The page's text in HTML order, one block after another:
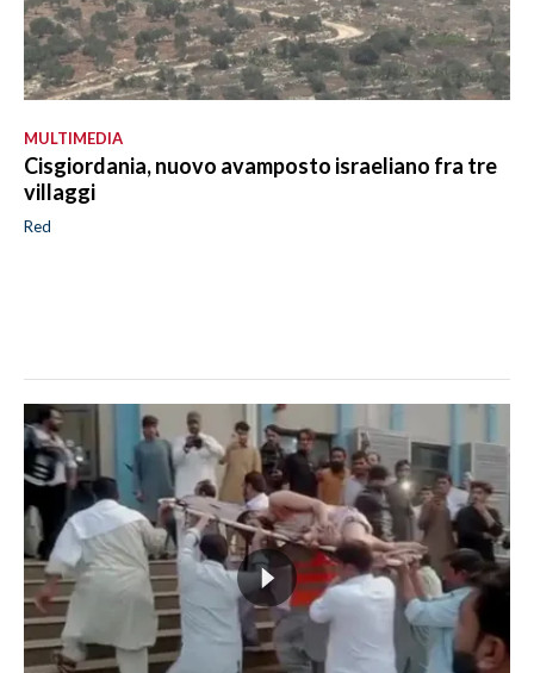
MULTIMEDIA
Cisgiordania, nuovo avamposto israeliano fra tre
villaggi
Red